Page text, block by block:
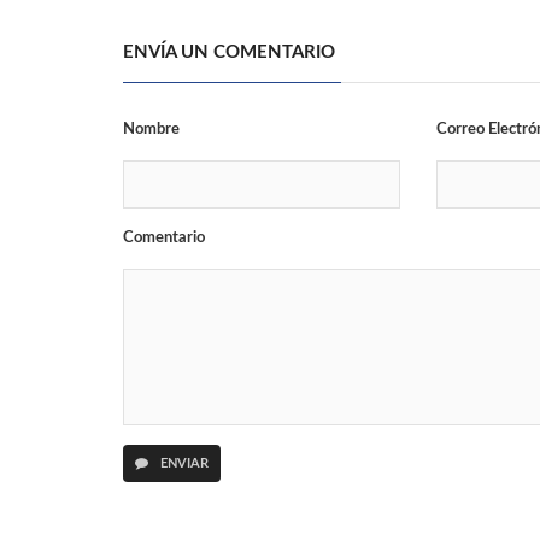
ENVÍA UN COMENTARIO
Nombre Correo
Comentario
ENVIAR